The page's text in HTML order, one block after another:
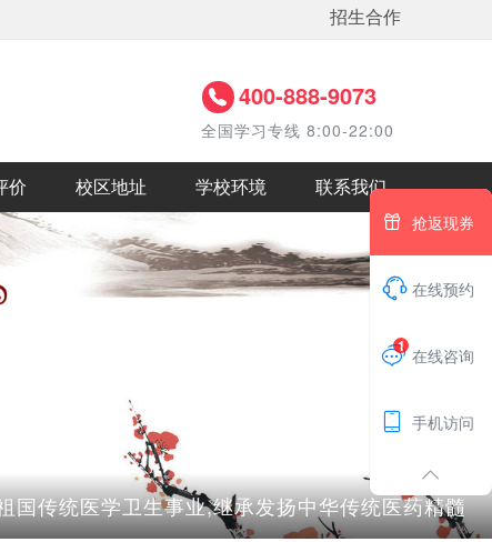
招生合作
400-888-9073
全国学习专线 8:00-22:00
价 校区地址 学校环境 联系我们
国传统医学卫生事业,继承发扬中华传统医药精髓
 抢返现券
 在线预约

1 在线咨询
 手机访问